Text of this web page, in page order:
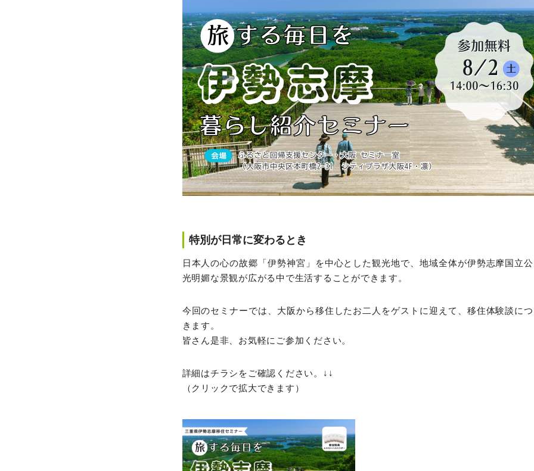
特別が日常に変わるとき
日本人の心の故郷「伊勢神宮」を中心とした観光地で、地域全体が伊勢志摩国立
光明媚な景観が広がる中で生活することができます。
今回のセミナーでは、大阪から移住したお二人をゲストに迎えて、移住体験談に
きます。
皆さん是非、お気軽にご参加ください。
詳細はチラシをご確認ください。↓↓
（クリックで拡大できます）